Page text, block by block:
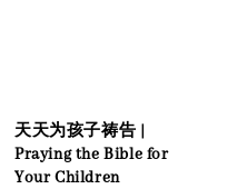
天天为孩子祷告 |
Praying the Bible for
Your Children